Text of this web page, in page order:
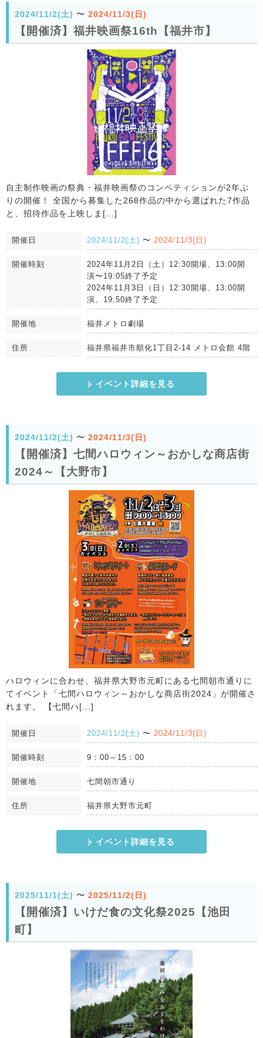
2024/11/2(土) 〜 2024/11/3(日)
【開催済】福井映画祭16th【福井市】
自主制作映画の祭典・福井映画祭のコンペティションが2年ぶ
りの開催！ 全国から募集した268作品の中から選ばれた7作品
と、招待作品を上映しま[...]
開催日 2024/11/2(土) 〜 2024/11/3(日)
開催時刻
2024年11月2日（土）12:30開場、13:00開
演〜19:05終了予定
2024年11月3日（日）12:30開場、13:00開
演、19:50終了予定
開催地 福井メトロ劇場
住所 福井県福井市順化1丁目2-14 メトロ会館 4階
イベント詳細を見る
2024/11/2(土) 〜 2024/11/3(日)
【開催済】七間ハロウィン～おかしな商店街
2024～【大野市】
ハロウィンに合わせ、福井県大野市元町にある七間朝市通りに
てイベント「七間ハロウィン～おかしな商店街2024」が開催さ
れます。 【七間ハ[...]
開催日 2024/11/2(土) 〜 2024/11/3(日)
開催時刻 9：00～15：00
開催地 七間朝市通り
住所 福井県大野市元町
イベント詳細を見る
2025/11/1(土) 〜 2025/11/2(日)
【開催済】いけだ食の文化祭2025【池田
町】